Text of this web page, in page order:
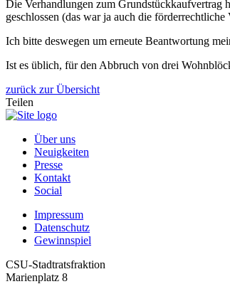
Die Verhandlungen zum Grundstückkaufvertrag
geschlossen (das war ja auch die förderrechtliche
Ich bitte deswegen um erneute Beantwortung
Ist es üblich, für den Abbruch von drei
zurück zur Übersicht
Teilen
Über uns
Neuigkeiten
Presse
Kontakt
Social
Impressum
Datenschutz
Gewinnspiel
CSU-Stadtratsfraktion
Marienplatz 8